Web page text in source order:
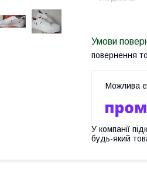
повернення
У компанії
будь-який